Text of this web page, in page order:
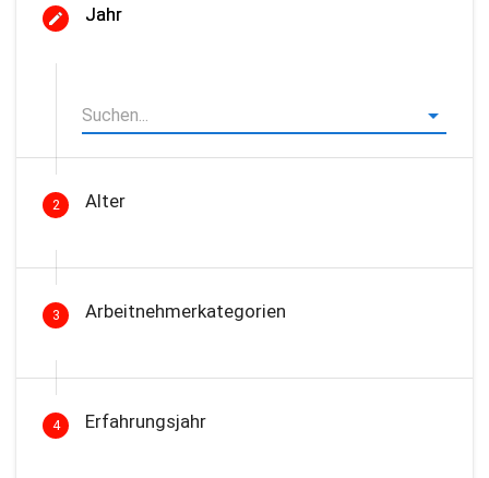
Jahr
2 Alter
3 Arbeitnehmerkategorien
4 Erfahrungsjahr